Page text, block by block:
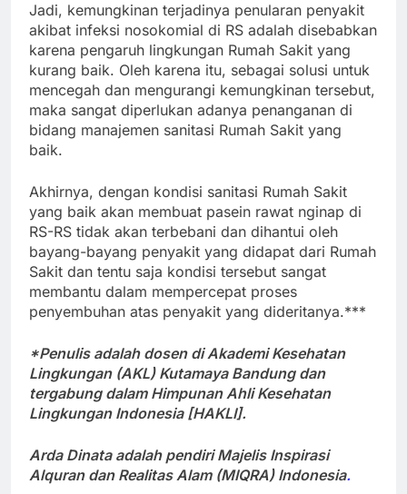
Jadi, kemungkinan terjadinya penularan penyakit
akibat infeksi nosokomial di RS adalah disebabkan
karena pengaruh lingkungan Rumah Sakit yang
kurang baik. Oleh karena itu, sebagai solusi untuk
mencegah dan mengurangi kemungkinan tersebut,
maka sangat diperlukan adanya penanganan di
bidang manajemen sanitasi Rumah Sakit yang
baik.
Akhirnya, dengan kondisi sanitasi Rumah Sakit
yang baik akan membuat pasein rawat nginap di
RS-RS tidak akan terbebani dan dihantui oleh
bayang-bayang penyakit yang didapat dari Rumah
Sakit dan tentu saja kondisi tersebut sangat
membantu dalam mempercepat proses
penyembuhan atas penyakit yang dideritanya.***
*Penulis adalah dosen di Akademi Kesehatan
Lingkungan (AKL) Kutamaya Bandung dan
tergabung dalam Himpunan Ahli Kesehatan
Lingkungan Indonesia [HAKLI].
Arda Dinata adalah pendiri Majelis Inspirasi
Alquran dan Realitas Alam (MIQRA) Indonesia.